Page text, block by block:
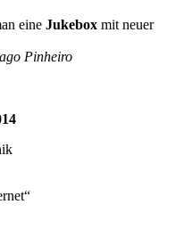
eine Jukebox mit neuer
Pinheiro